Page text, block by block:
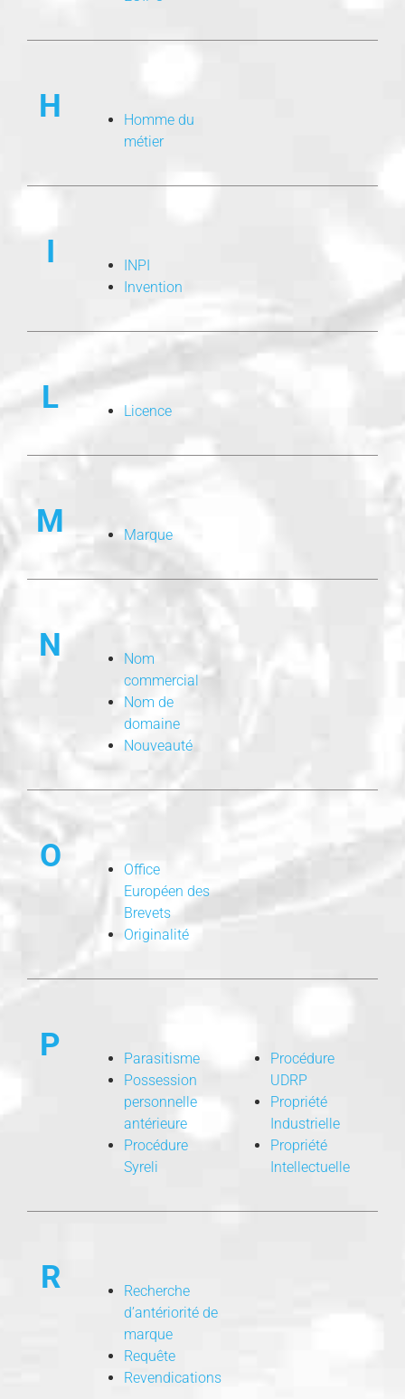
H
Homme du
métier
I
INPI
Invention
L Licence
M Marque
N
Nom
commercial
Nom de
domaine
Nouveauté
O
Office
Européen des
Brevets
Originalité
P
Parasitisme
Possession
personnelle
antérieure
Procédure
Syreli
Procédure
UDRP
Propriété
Industrielle
Propriété
Intellectuelle
R
Recherche
d’antériorité de
marque
Requête
Revendications